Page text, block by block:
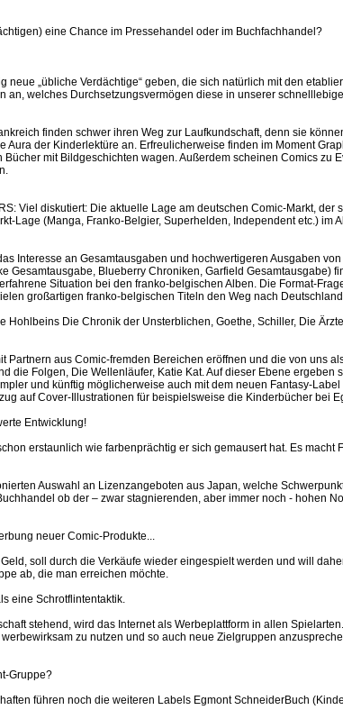
eine Chance im Pressehandel oder im Buchfachhandel?
neue „übliche Verdächtige“ geben, die sich natürlich mit den
an, welches Durchsetzungsvermögen diese in unserer
finden schwer ihren Weg zur Laufkundschaft, denn sie
Aura der Kinderlektüre an. Erfreulicherweise finden im Moment
mit Bildgeschichten wagen. Außerdem scheinen Comics zu
Viel diskutiert: Die aktuelle Lage am deutschen Comic-Markt,
Lage (Manga, Franko-Belgier, Superhelden, Independent etc.) im
Interesse an Gesamtausgaben und hochwertigeren Ausgaben
Gesamtausgabe, Blueberry Chroniken, Garfield
Situation bei den franko-belgischen Alben. Die Format-
großartigen franko-belgischen Titeln den Weg nach
Hohlbeins Die Chronik der Unsterblichen, Goethe, Schiller, Die
Partnern aus Comic-fremden Bereichen eröffnen und die von uns
die Folgen, Die Wellenläufer, Katie Kat. Auf dieser Ebene
und künftig möglicherweise auch mit dem neuen Fantasy-
auf Cover-Illustrationen für beispielsweise die Kinderbücher bei
Entwicklung!
erstaunlich wie farbenprächtig er sich gemausert hat. Es
Auswahl an Lizenzangeboten aus Japan, welche
ob der – zwar stagnierenden, aber immer noch - hohen
neuer Comic-Produkte...
soll durch die Verkäufe wieder eingespielt werden und will
ab, die man erreichen möchte.
eine Schrotflintentaktik.
stehend, wird das Internet als Werbeplattform in allen
zu nutzen und so auch neue Zielgruppen
Gruppe?
führen noch die weiteren Labels Egmont SchneiderBuch